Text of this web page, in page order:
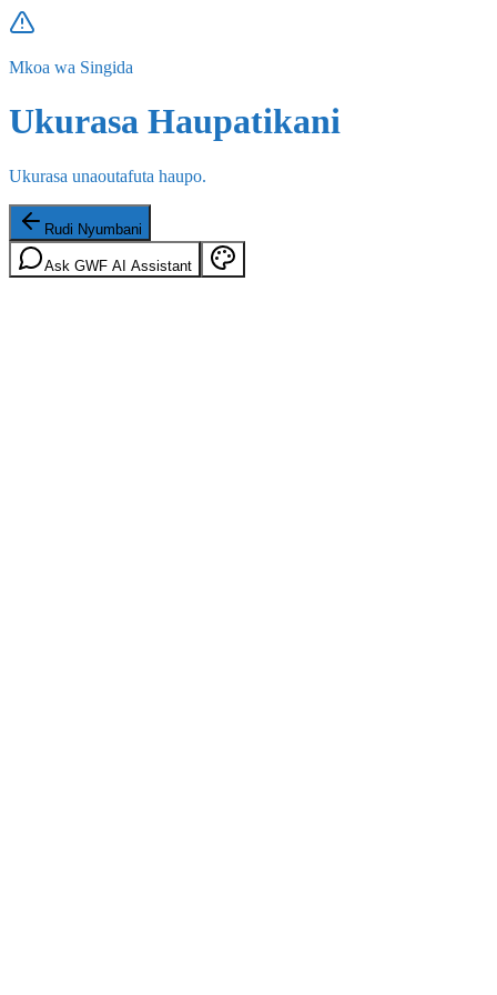
Mkoa wa Singida
Ukurasa Haupatikani
Ukurasa unaoutafuta haupo.
Rudi Nyumbani
Ask GWF AI Assistant